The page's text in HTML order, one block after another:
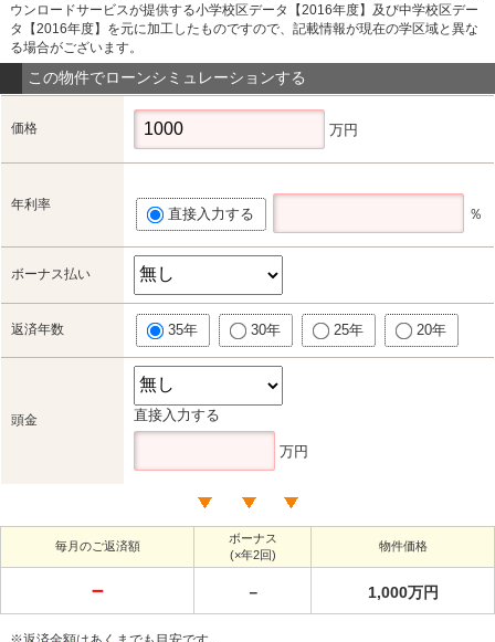
ウンロードサービスが提供する小学校区データ【2016年度】及び中学校区デー
タ【2016年度】を元に加工したものですので、記載情報が現在の学区域と異な
る場合がございます。
この物件でローンシミュレーションする
価格 万円
年利率
直接入力する ％
ボーナス払い
返済年数 35年 30年 25年 20年
頭金 直接入力する
万円
毎月のご返済額
ボーナス
(×年2回)
物件価格
－ － 1,000万円